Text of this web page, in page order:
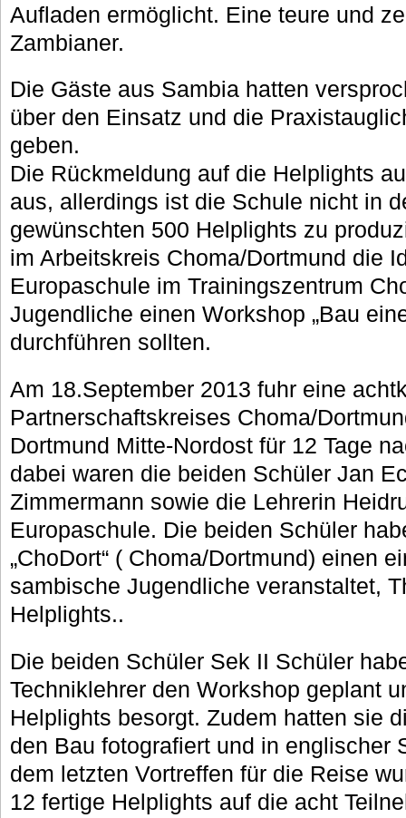
Aufladen ermöglicht. Eine teure und
Zambianer.
Die Gäste aus Sambia hatten
über den Einsatz und die
geben.
Die Rückmeldung auf die Helplights
aus, allerdings ist die Schule nicht in
gewünschten 500 Helplights zu
im Arbeitskreis Choma/Dortmund die
Europaschule im Trainingszentrum
Jugendliche einen Workshop „Bau
durchführen sollten.
Am 18.September 2013 fuhr eine
Partnerschaftskreises Choma/
Dortmund Mitte-Nordost für 12 Tage
dabei waren die beiden Schüler Jan
Zimmermann sowie die Lehrerin
Europaschule. Die beiden Schüler
„ChoDort“ ( Choma/Dortmund) einen
sambische Jugendliche veranstaltet,
Helplights..
Die beiden Schüler Sek II Schüler
Techniklehrer den Workshop geplant
Helplights besorgt. Zudem hatten sie
den Bau fotografiert und in englischer
dem letzten Vortreffen für die Reise
12 fertige Helplights auf die acht